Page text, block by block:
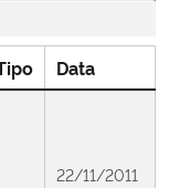
Data
22/11/2011